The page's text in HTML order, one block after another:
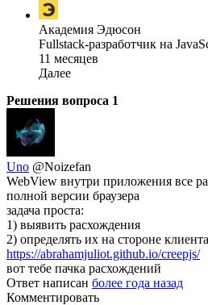
Академия Эдюсон
Fullstack-разработчик на
11 месяцев
Далее
Решения вопроса 1
Uno @Noizefan
WebView внутри приложения все
полной версии браузера
задача проста:
1) выявить расхождения
2) определять их на стороне клиента
https://abrahamjuliot.github.io/creepjs/
вот тебе пачка расхождений
Ответ написан более года назад
Комментировать